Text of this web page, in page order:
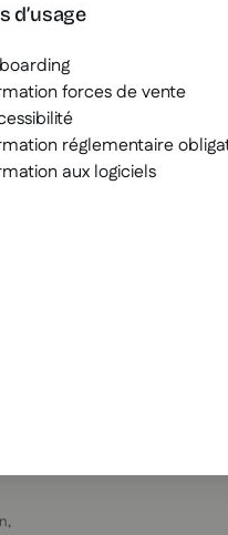
d’usage
forces de vente
réglementaire
aux logiciels